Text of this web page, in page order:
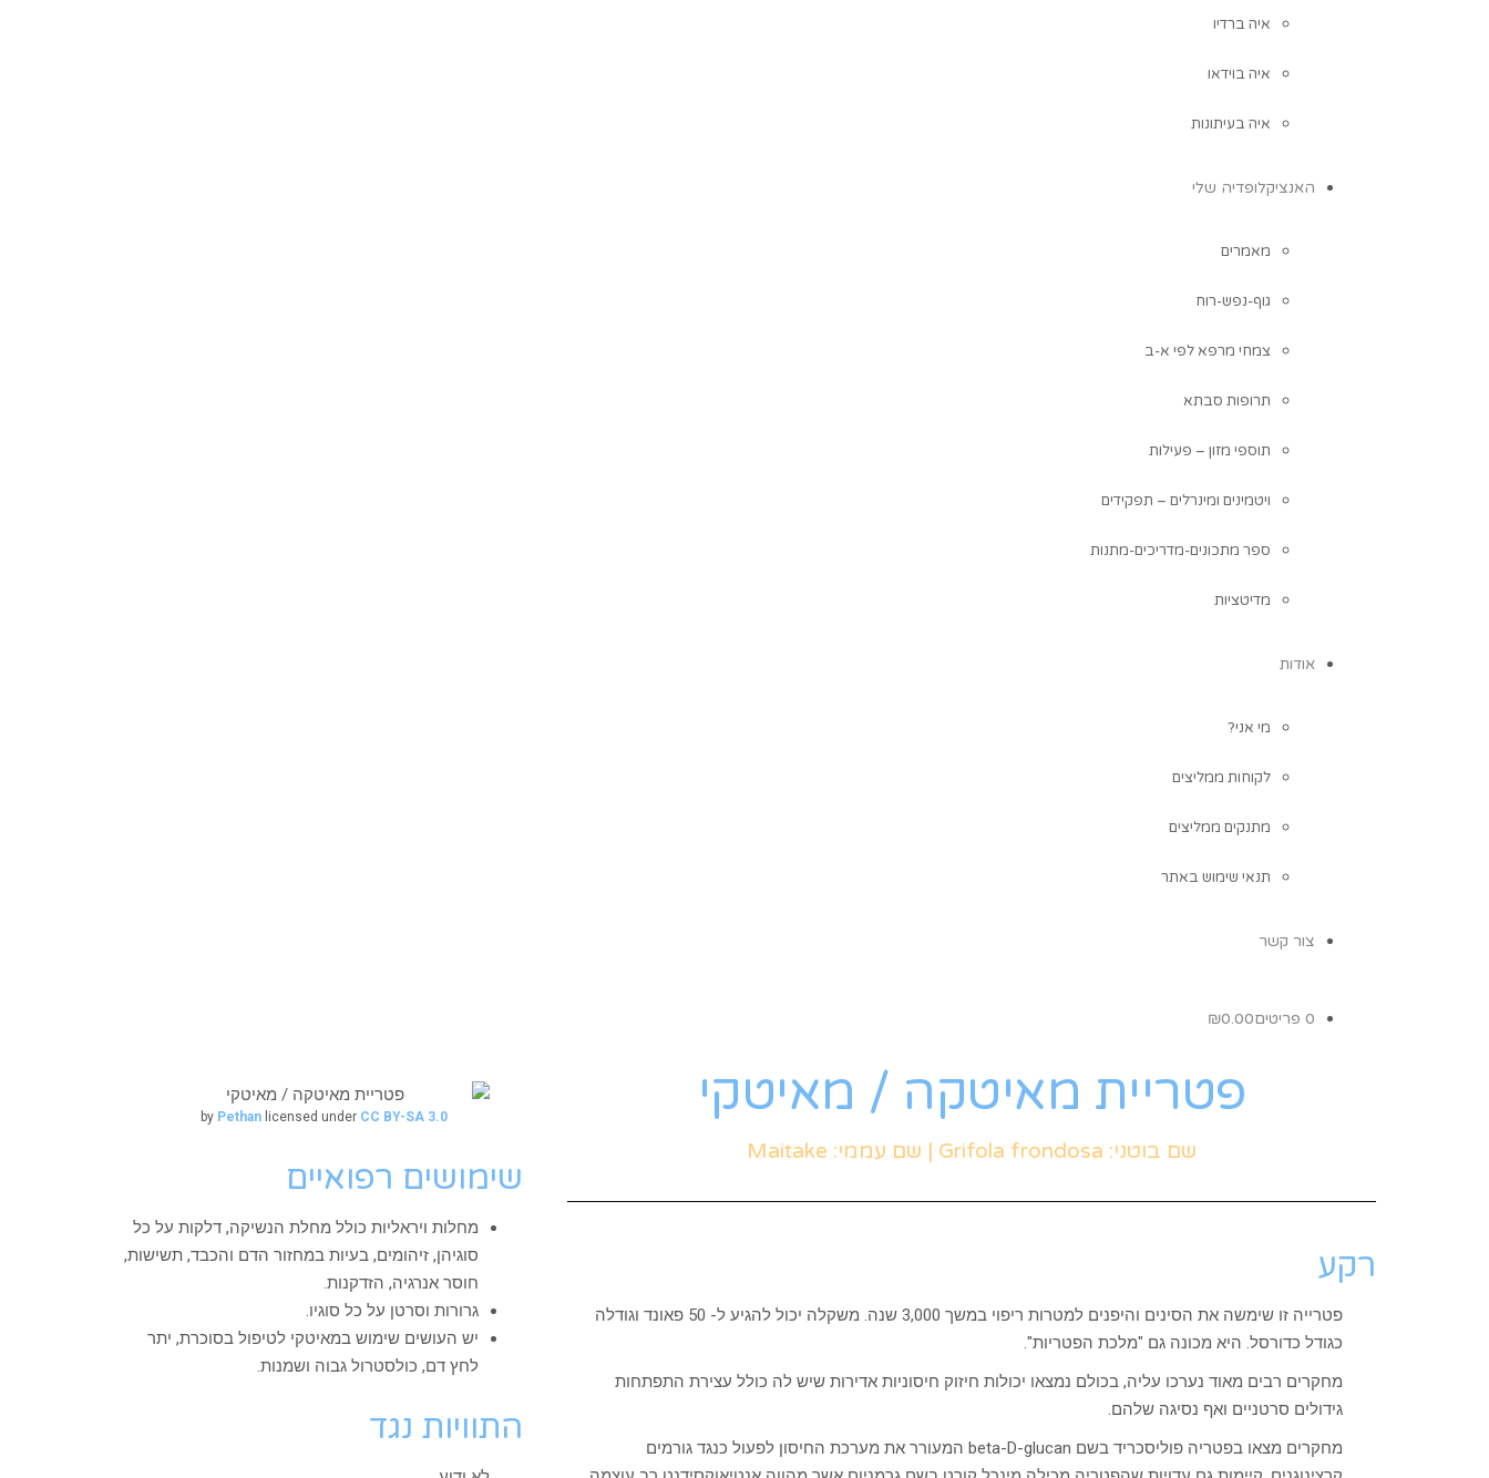
איה ברדיו
איה בוידאו
איה בעיתונות
האנציקלופדיה שלי
מאמרים
גוף-נפש-רוח
צמחי מרפא לפי א-ב
תרופות סבתא
תוספי מזון – פעילות
ויטמינים ומינרלים – תפקידים
ספר מתכונים-מדריכים-מתנות
מדיטציות
אודות
מי אני?
לקוחות ממליצים
מתנקים ממליצים
תנאי שימוש באתר
צור קשר
0 פריטים ₪0.00
פטריית מאיטקה / מאיטקי
שם בוטני: Grifola frondosa | שם עממי: Maitake
רקע
פטרייה זו שימשה את הסינים והיפנים למטרות ריפוי במשך 3,000 שנה. משקלה יכול להגיע ל- 50 פאונד וגודלה
כגודל כדורסל. היא מכונה גם "מלכת הפטריות".
מחקרים רבים מאוד נערכו עליה, בכולם נמצאו יכולות חיזוק חיסוניות אדירות שיש לה כולל עצירת התפתחות
גידולים סרטניים ואף נסיגה שלהם.
מחקרים מצאו בפטריה פוליסכריד בשם beta-D-glucan המעורר את מערכת החיסון לפעול כנגד גורמים
by Pethan licensed under CC BY-SA 3.0
שימושים רפואיים
מחלות ויראליות כולל מחלת הנשיקה, דלקות על כל
סוגיהן, זיהומים, בעיות במחזור הדם והכבד, תשישות,
חוסר אנרגיה, הזדקנות.
גרורות וסרטן על כל סוגיו.
יש העושים שימוש במאיטקי לטיפול בסוכרת, יתר
לחץ דם, כולסטרול גבוה ושמנות.
התוויות נגד